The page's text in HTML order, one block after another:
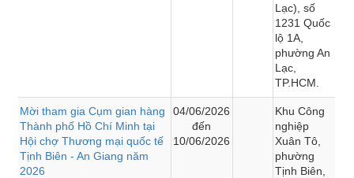
Lạc), số
1231 Quốc
lộ 1A,
phường An
Lạc,
TP.HCM.
Mời tham gia Cụm gian hàng
Thành phố Hồ Chí Minh tại
Hội chợ Thương mại quốc tế
Tịnh Biên - An Giang năm
2026
04/06/2026
đến
10/06/2026
Khu Công
nghiệp
Xuân Tô,
phường
Tịnh Biên,